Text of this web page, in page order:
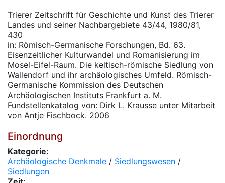
Trierer Zeitschrift für Geschichte und Kunst des Trierer
Landes und seiner Nachbargebiete 43/44, 1980/81,
430
in: Römisch-Germanische Forschungen, Bd. 63.
Eisenzeitlicher Kulturwandel und Romanisierung im
Mosel-Eifel-Raum. Die keltisch-römische Siedlung von
Wallendorf und ihr archäologisches Umfeld. Römisch-
Germanische Kommission des Deutschen
Archäologischen Instituts Frankfurt a. M.
Fundstellenkatalog von: Dirk L. Krausse unter Mitarbeit
von Antje Fischbock. 2006
Einordnung
Kategorie:
Archäologische Denkmale / Siedlungswesen /
Siedlungen